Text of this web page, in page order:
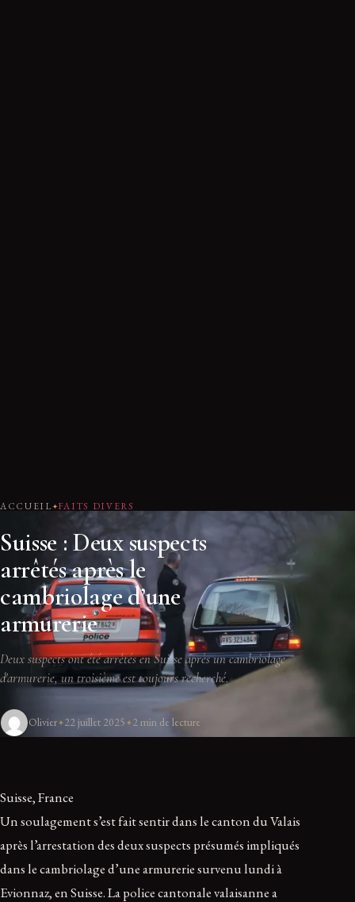
ACCUEIL FAITS DIVERS
Suisse : Deux suspects
arrêtés après le
cambriolage d’une
armurerie
Deux suspects ont été arrêtés en Suisse après un cambriolage
d'armurerie, un troisième est toujours recherché.
Olivier 22 juillet 2025 2 min de lecture
Suisse, France
Un soulagement s’est fait sentir dans le canton du Valais
après l’arrestation des deux suspects présumés impliqués
dans le cambriolage d’une armurerie survenu lundi à
Evionnaz, en Suisse. La police cantonale valaisanne a